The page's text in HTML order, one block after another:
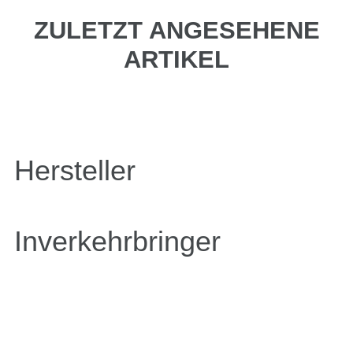
ZULETZT ANGESEHENE
ARTIKEL
Hersteller
Inverkehrbringer